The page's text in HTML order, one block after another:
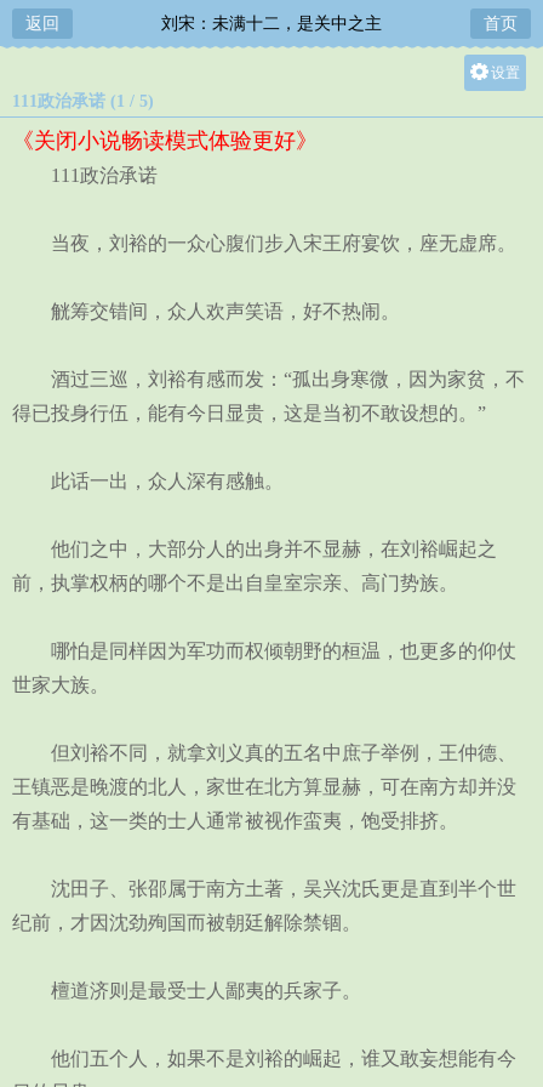
返回 刘宋：未满十二，是关中之主 首页
设置
111政治承诺 (1 / 5)
《关闭小说畅读模式体验更好》
111政治承诺
当夜，刘裕的一众心腹们步入宋王府宴饮，座无虚席。
觥筹交错间，众人欢声笑语，好不热闹。
酒过三巡，刘裕有感而发：“孤出身寒微，因为家贫，不
得已投身行伍，能有今日显贵，这是当初不敢设想的。”
此话一出，众人深有感触。
他们之中，大部分人的出身并不显赫，在刘裕崛起之
前，执掌权柄的哪个不是出自皇室宗亲、高门势族。
哪怕是同样因为军功而权倾朝野的桓温，也更多的仰仗
世家大族。
但刘裕不同，就拿刘义真的五名中庶子举例，王仲德、
王镇恶是晚渡的北人，家世在北方算显赫，可在南方却并没
有基础，这一类的士人通常被视作蛮夷，饱受排挤。
沈田子、张邵属于南方土著，吴兴沈氏更是直到半个世
纪前，才因沈劲殉国而被朝廷解除禁锢。
檀道济则是最受士人鄙夷的兵家子。
他们五个人，如果不是刘裕的崛起，谁又敢妄想能有今